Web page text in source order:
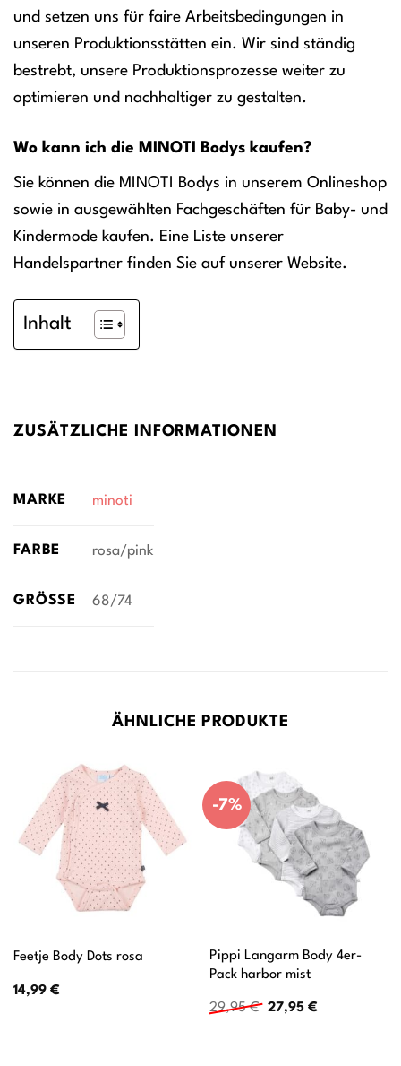
und setzen uns für faire Arbeitsbedingungen in
unseren Produktionsstätten ein. Wir sind ständig
bestrebt, unsere Produktionsprozesse weiter zu
optimieren und nachhaltiger zu gestalten.
Wo kann ich die MINOTI Bodys kaufen?
Sie können die MINOTI Bodys in unserem Onlineshop
sowie in ausgewählten Fachgeschäften für Baby- und
Kindermode kaufen. Eine Liste unserer
Handelspartner finden Sie auf unserer Website.
Inhalt
ZUSÄTZLICHE INFORMATIONEN
MARKE minoti
FARBE rosa/pink
GRÖSSE 68/74
ÄHNLICHE PRODUKTE
Feetje Body Dots rosa
14,99 €
-7%
Pippi Langarm Body 4er-
Pack harbor mist
29,95€ Ursprünglicher
27,95 €Aktueller